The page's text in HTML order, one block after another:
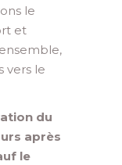
le
et
vers le
du
après
le